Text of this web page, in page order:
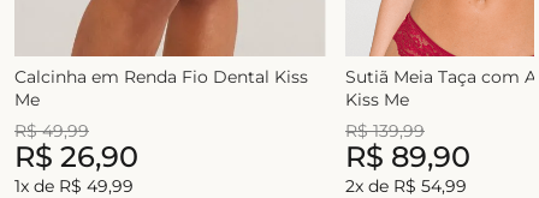
Calcinha em Renda Fio Dental Kiss
Me
R$ 49,99
R$ 26,90
1x de R$ 49,99
Sutiã Meia Taça com
Kiss Me
R$ 139,99
R$ 89,90
2x de R$ 54,99